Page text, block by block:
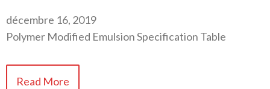
décembre 16, 2019
Polymer Modified Emulsion Specification Table
Read More